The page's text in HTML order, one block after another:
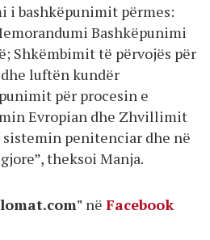
i bashkëpunimit përmes:
Bashkëpunimi
Shkëmbimit të përvojës për
luftën kundër
për procesin e
Evropian dhe Zhvillimit
penitenciar dhe në
theksoi Manja.
në Facebook